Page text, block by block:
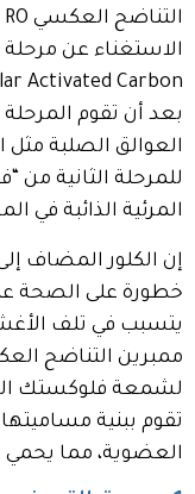
العوالق الصلبة مثل
للمرحلة الثانية من
المرئية الذائبة في
إن الكلور المضاف
خطورة على الصحة
يتسبب في تلف
ممبرين التناضح
لشمعة فلوكستك
تقوم ببنية
العضوية، مما يحمي